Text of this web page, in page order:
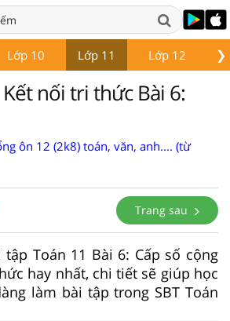
❯
Lớp 10 Lớp 11 Lớp 12
Kết nối tri thức Bài 6:
ôn 12 (2k8) toán, văn, anh.... (từ
Trang sau
Toán 11 Bài 6: Cấp số cộng
hay nhất, chi tiết sẽ giúp học
làm bài tập trong SBT Toán